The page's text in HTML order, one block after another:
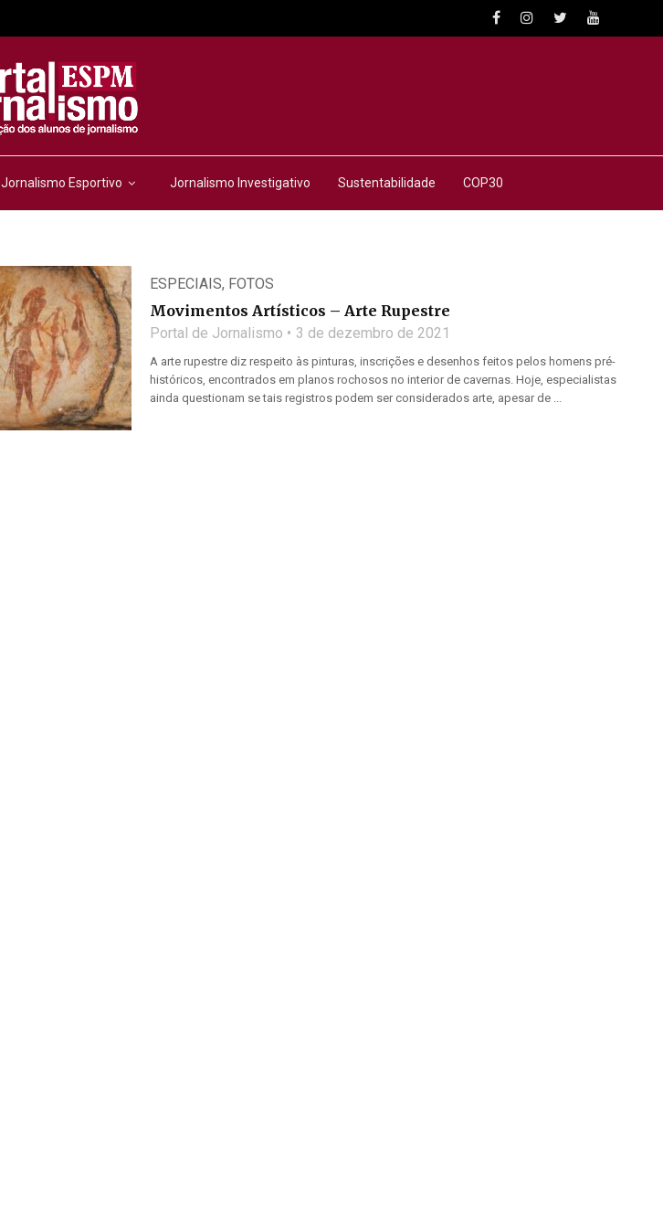
Jornalismo Esportivo Jornalismo Investigativo Sustentabilidade COP30
ESPECIAIS, FOTOS
Movimentos Artísticos – Arte Rupestre
Portal de Jornalismo 3 de dezembro de 2021
A arte rupestre diz respeito às pinturas, inscrições e desenhos feitos pelos homens pré-
históricos, encontrados em planos rochosos no interior de cavernas. Hoje, especialistas
ainda questionam se tais registros podem ser considerados arte, apesar de ...